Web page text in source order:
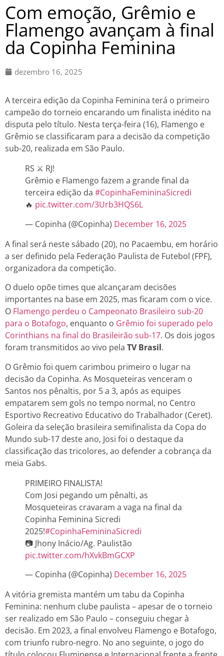
Com emoção, Grêmio e
Flamengo avançam à final
da Copinha Feminina
dezembro 16, 2025
A terceira edição da Copinha Feminina terá o primeiro
campeão do torneio encarando um finalista inédito na
disputa pelo título. Nesta terça-feira (16), Flamengo e
Grêmio se classificaram para a decisão da competição
sub-20, realizada em São Paulo.
RS ⚔️ RJ!
Grêmio e Flamengo fazem a grande final da
terceira edição da #CopinhaFemininaSicredi
🔥 pic.twitter.com/3Urb3HQS6L
— Copinha (@Copinha) December 16, 2025
A final será neste sábado (20), no Pacaembu, em horário
a ser definido pela Federação Paulista de Futebol (FPF),
organizadora da competição.
O duelo opõe times que alcançaram decisões
importantes na base em 2025, mas ficaram com o vice.
O Flamengo perdeu o Campeonato Brasileiro sub-20
para o Botafogo, enquanto o Grêmio foi superado pelo
Corinthians na final do Brasileirão sub-17. Os dois jogos
foram transmitidos ao vivo pela TV Brasil.
O Grêmio foi quem carimbou primeiro o lugar na
decisão da Copinha. As Mosqueteiras venceram o
Santos nos pênaltis, por 5 a 3, após as equipes
empatarem sem gols no tempo normal, no Centro
Esportivo Recreativo Educativo do Trabalhador (Ceret).
Goleira da seleção brasileira semifinalista da Copa do
Mundo sub-17 deste ano, Josi foi o destaque da
classificação das tricolores, ao defender a cobrança da
meia Gabs.
PRIMEIRO FINALISTA!
Com Josi pegando um pênalti, as
Mosqueteiras cravaram a vaga na final da
Copinha Feminina Sicredi
2025!#CopinhaFemininaSicredi
📷 Jhony Inácio/Ag. Paulistão
pic.twitter.com/hXvkBmGCXP
— Copinha (@Copinha) December 16, 2025
A vitória gremista mantém um tabu da Copinha
Feminina: nenhum clube paulista – apesar de o torneio
ser realizado em São Paulo – conseguiu chegar à
decisão. Em 2023, a final envolveu Flamengo e Botafogo,
com triunfo rubro-negro. No ano seguinte, o jogo do